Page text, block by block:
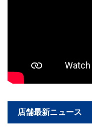
店舗最新ニュース